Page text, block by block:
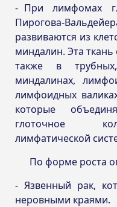
При лимфомах
Пирогова-
развиваются из
миндалин. Эта ткань
также в
миндалинах,
лимфоидных
которые
глоточное
лимфатической
По форме роста
Язвенный рак,
неровными краями.